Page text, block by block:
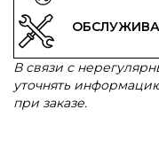
В связи с
уточнять
при заказе.